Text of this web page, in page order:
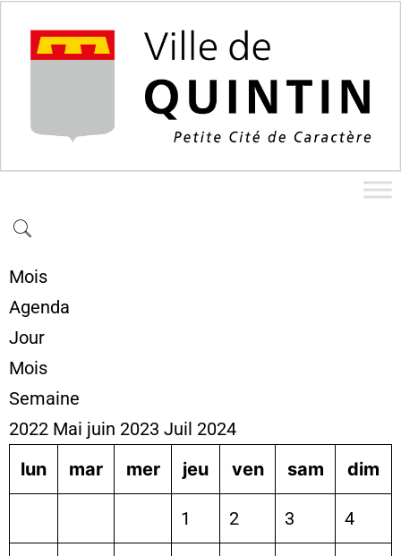
Mois
Agenda
Jour
Mois
Semaine
2022 Mai juin 2023 Juil 2024
lun
mar mer jeu ven sam dim
1 2 3 4